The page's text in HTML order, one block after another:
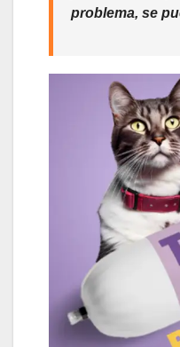
problema, se